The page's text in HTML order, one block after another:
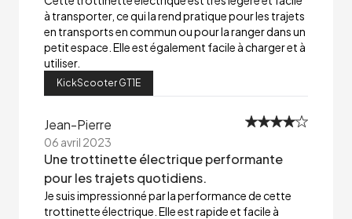
à transporter, ce qui la rend pratique pour les trajets
en transports en commun ou pour la ranger dans un
petit espace. Elle est également facile à charger et à
utiliser.
KickScooter GT1E
Jean-Pierre
06 avril 2023
Une trottinette électrique performante
pour les trajets quotidiens.
Je suis impressionné par la performance de cette
trottinette électrique. Elle est rapide et facile à